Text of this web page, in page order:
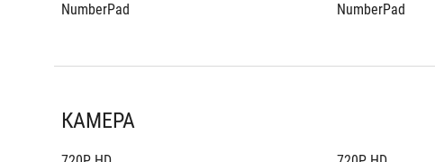
NumberPad
NumberPad
КАМЕРА